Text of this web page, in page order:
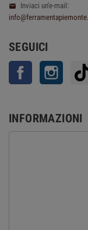

Inviaci un'e-mail:
SEGUICI
Facebook
INFORMAZIONI